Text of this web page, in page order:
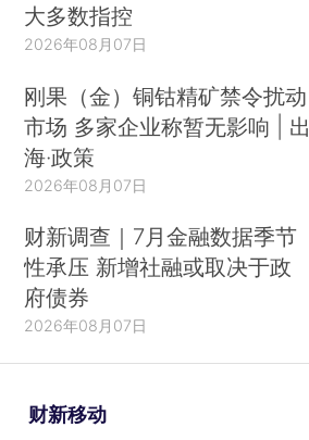
大多数指控
2026年08月07日
刚果（金）铜钴精矿禁令扰动
市场 多家企业称暂无影响 | 出
海·政策
2026年08月07日
财新调查｜7月金融数据季节
性承压 新增社融或取决于政
府债券
2026年08月07日
财新移动